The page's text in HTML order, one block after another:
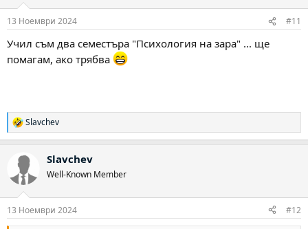
13 Ноември 2024 #11
Учил съм два семестъра "Психология на зара" ... ще
помагам, ако трябва
Р
е
и
Slavchev
Slavchev
Well-Known Member
13 Ноември 2024 #12